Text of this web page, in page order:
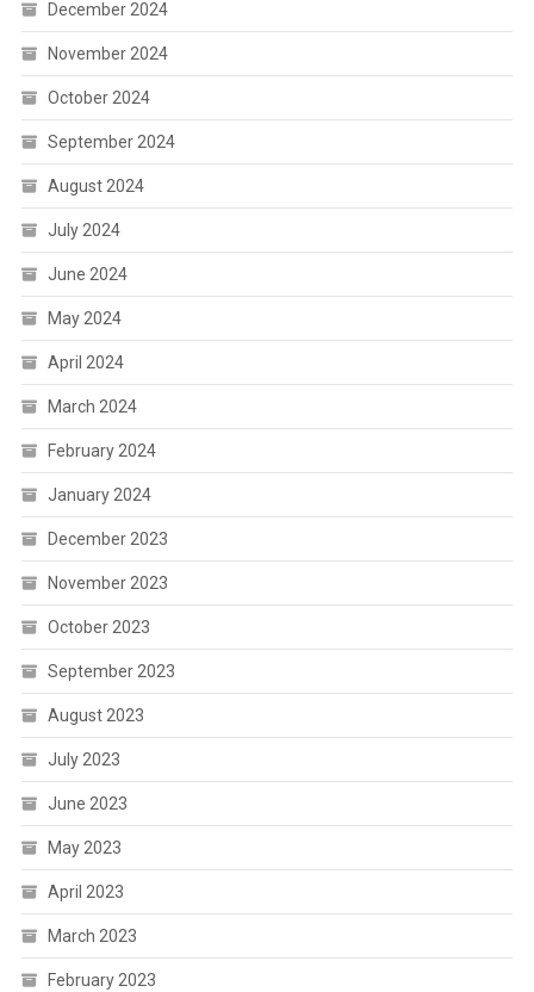
December 2024
November 2024
October 2024
September 2024
August 2024
July 2024
June 2024
May 2024
April 2024
March 2024
February 2024
January 2024
December 2023
November 2023
October 2023
September 2023
August 2023
July 2023
June 2023
May 2023
April 2023
March 2023
February 2023